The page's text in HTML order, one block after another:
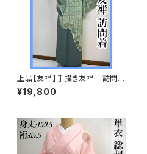
上品【友禅】手描き友禅 訪問着
正絹s697
¥19,800